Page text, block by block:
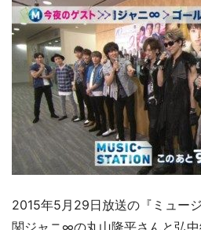
2015年5月29日放送の『ミュー
関ジャニ∞の丸山隆平さんと弘